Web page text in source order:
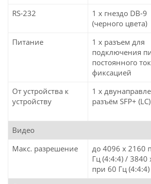
RS-232
1 x гнездо DB-9
(черного цвета)
Питание
1 x разъем для
подключения
постоянного
фиксацией
От устройства к
устройству
1 x
разъём SFP+ (LC)
Видео
Макс. разрешение
до 4096 x 2160
Гц (4:4:4) / 3840
при 60 Гц (4:4:4)